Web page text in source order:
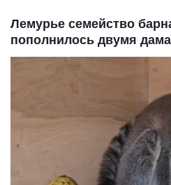
Лемурье семейство
пополнилось двумя